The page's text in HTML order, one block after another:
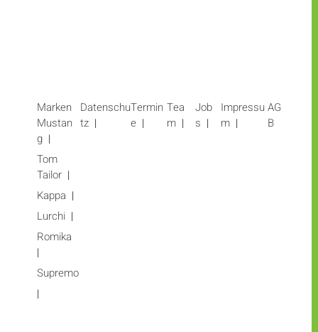
Marken
Mustan
g
Tom
Tailor
Kappa
Lurchi
Romika
Supremo
Datenschu
tz
Termin
e
Tea
m
Job
s
Impressu
m
AG
B